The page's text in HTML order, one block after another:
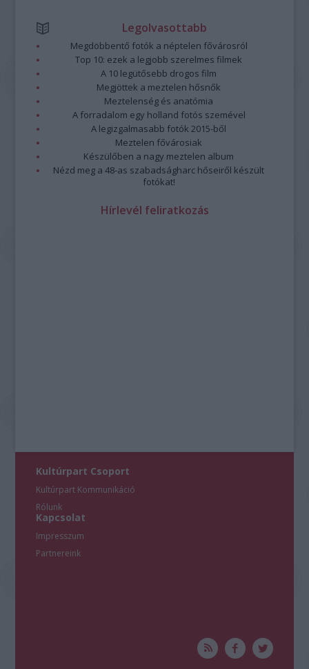
Legolvasottabb
Megdöbbentő fotók a néptelen fővárosról
Top 10: ezek a legjobb szerelmes filmek
A 10 legütősebb drogos film
Megjöttek a meztelen hősnők
Meztelenség és anatómia
A forradalom egy holland fotós szemével
A legizgalmasabb fotók 2015-ből
Meztelen fővárosiak
Készülőben a nagy meztelen album
Nézd meg a 48-as szabadságharc hőseiről készült
fotókat!
Hírlevél feliratkozás
Kultúrpart Csoport
Kultúrpart Kommunikáció
Rólunk
Kapcsolat
Impresszum
Partnereink